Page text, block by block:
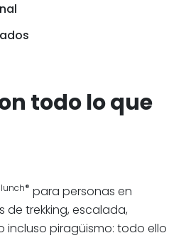
todo lo que
para personas en
de trekking, escalada,
incluso piragüismo: todo ello